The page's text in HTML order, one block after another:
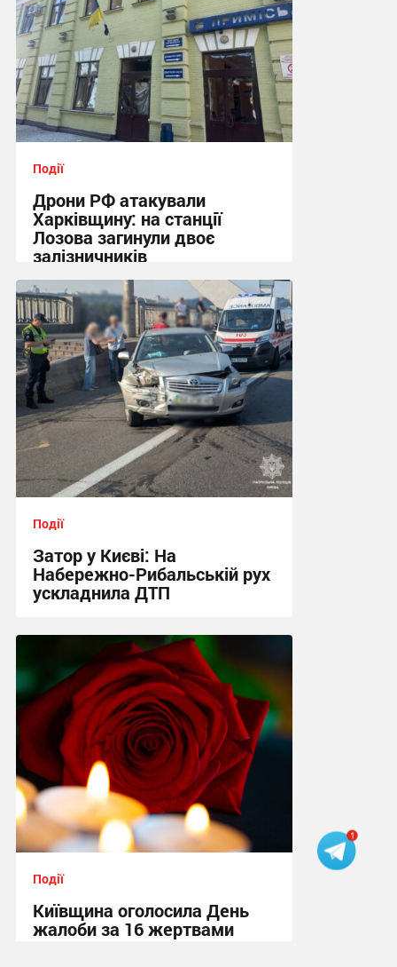
Події
Дрони РФ атакували
Харківщину: на станції
Лозова загинули двоє
залізничників
13:06 сьогодні
Події
Затор у Києві: На
Набережно-Рибальській рух
ускладнила ДТП
Події
Київщина оголосила День
жалоби за 16 жертвами
ракетної атаки РФ